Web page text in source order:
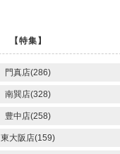
【特集】
門真店(286)
南巽店(328)
豊中店(258)
東大阪店(159)